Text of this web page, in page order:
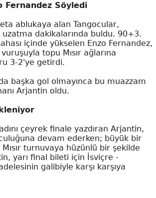
Fernandez Söyledi
ablukaya alan Tangocular,
dakikalarında buldu. 90+3.
içinde yükselen Enzo Fernandez,
topu Mısır ağlarına
3-2'ye getirdi.
başka gol olmayınca bu muazzam
Arjantin oldu.
çeyrek finale yazdıran Arjantin,
devam ederken; büyük bir
turnuvaya hüzünlü bir şekilde
yarı final bileti için İsviçre -
galibiyle karşı karşıya